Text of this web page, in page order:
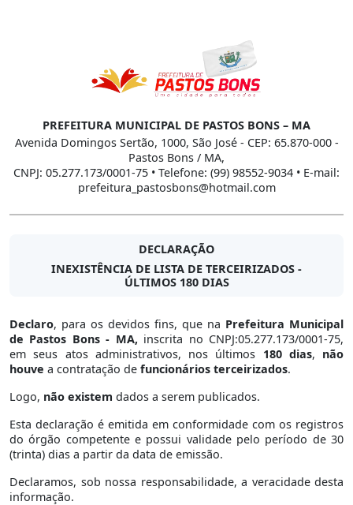
PREFEITURA MUNICIPAL DE PASTOS BONS – MA
Avenida Domingos Sertão, 1000, São José - CEP: 65.870-000 -
Pastos Bons / MA,
CNPJ: 05.277.173/0001-75 • Telefone: (99) 98552-9034 • E-mail:
prefeitura_pastosbons@hotmail.com
DECLARAÇÃO
INEXISTÊNCIA DE LISTA DE TERCEIRIZADOS -
ÚLTIMOS 180 DIAS
Declaro, para os devidos fins, que na Prefeitura Municipal
de Pastos Bons - MA,inscrita no CNPJ:05.277.173/0001-75,
em seus atos administrativos, nos últimos 180 dias, não
houve a contratação de funcionários terceirizados.
Logo, não existem dados a serem publicados.
Esta declaração é emitida em conformidade com os registros
do órgão competente e possui validade pelo período de 30
(trinta) dias a partir da data de emissão.
Declaramos, sob nossa responsabilidade, a veracidade desta
informação.